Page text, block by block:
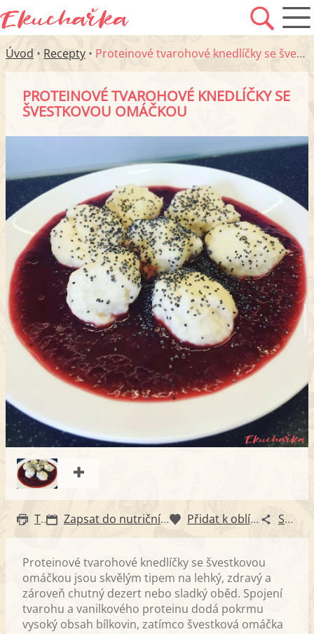
Úvod • Recepty • Proteinové tvarohové knedlíčky se švestkovou omáčkou
PROTEINOVÉ TVAROHOVÉ KNEDLÍČKY SE
ŠVESTKOVOU OMÁČKOU
Tisk Zapsat do nutričního diáře Přidat k oblíbeným Sdílet
Proteinové tvarohové knedlíčky se švestkovou
omáčkou jsou skvělým tipem na lehký, zdravý a
zároveň chutný dezert nebo sladký oběd. Spojení
tvarohu a vanilkového proteinu dodá pokrmu
vysoký obsah bílkovin, zatímco švestková omáčka